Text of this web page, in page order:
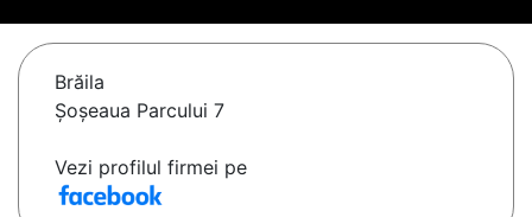
Brăila
Șoșeaua Parcului 7
Vezi profilul firmei pe